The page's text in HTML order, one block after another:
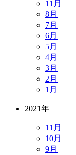
11月
8月
7月
6月
5月
4月
3月
2月
1月
2021年
11月
10月
9月